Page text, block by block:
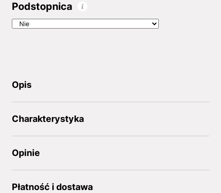
Podstopnica
Opis
Charakterystyka
Opinie
Płatność i dostawa